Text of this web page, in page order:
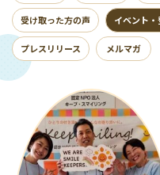
受け取った方の声 イベント
プレスリリース メルマガ